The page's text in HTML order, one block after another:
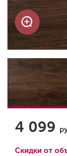
4 099
Скидки от